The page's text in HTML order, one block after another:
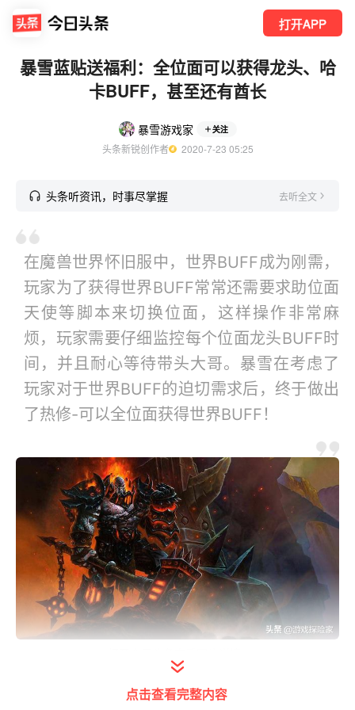
打开APP
暴雪蓝贴送福利：全位面可以获得龙头、哈
卡BUFF，甚至还有酋长
暴雪游戏家 关注
头条新锐创作者
  2020-7-23 05:25
头条听资讯，时事尽掌握 去听全文
在魔兽世界怀旧服中，世界BUFF成为刚需，
玩家为了获得世界BUFF常常还需要求助位面
天使等脚本来切换位面，这样操作非常麻
烦，玩家需要仔细监控每个位面龙头BUFF时
间，并且耐心等待带头大哥。暴雪在考虑了
玩家对于世界BUFF的迫切需求后，终于做出
了热修-可以全位面获得世界BUFF！
蓝贴内容说明点击查看完整内容